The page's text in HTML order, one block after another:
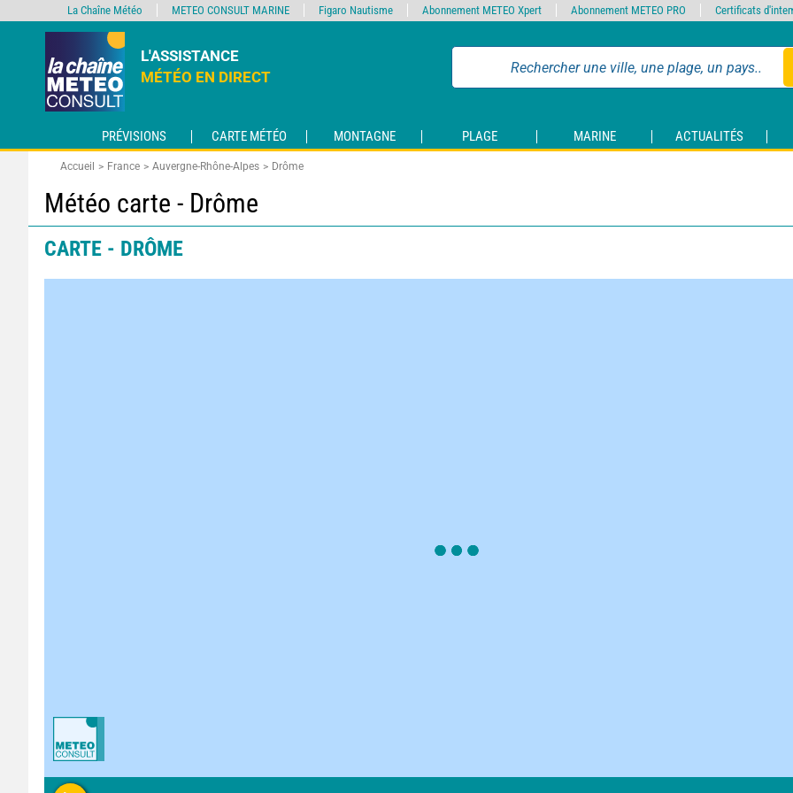
L'ASSISTANCE
MÉTÉO EN DIRECT
PRÉVISIONS CARTE MÉTÉO MONTAGNE PLAGE MARINE ACTUALITÉS
Accueil France Auvergne-Rhône-Alpes Drôme
Météo carte - Drôme
CARTE - DRÔME
La Chaîne Météo METEO CONSULT MARINE Figaro Nautisme Abonnement METEO Xpert Abonnement METEO PRO Certificats